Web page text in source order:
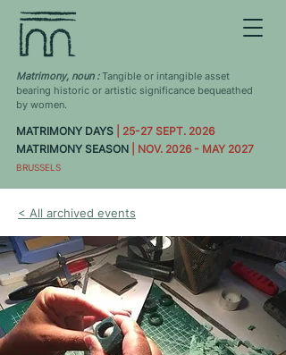
Matrimony, noun :Tangible or intangible asset
bearing historic or artistic significance bequeathed
by women.
MATRIMONY DAYS | 25-27 SEPT. 2026
MATRIMONY SEASON | NOV. 2026 - MAY 2027
BRUSSELS
< All archived events